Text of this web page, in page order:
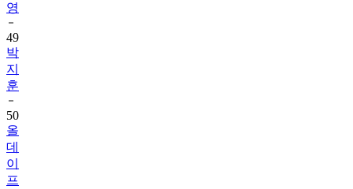
영
49
박
지
훈
50
올
데
이
프